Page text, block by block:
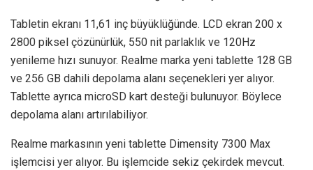
Tabletin ekranı 11,61 inç büyüklüğünde. LCD ekran 200 x
2800 piksel çözünürlük, 550 nit parlaklık ve 120Hz
yenileme hızı sunuyor. Realme marka yeni tablette 128 GB
ve 256 GB dahili depolama alanı seçenekleri yer alıyor.
Tablette ayrıca microSD kart desteği bulunuyor. Böylece
depolama alanı artırılabiliyor.
Realme markasının yeni tablette Dimensity 7300 Max
işlemcisi yer alıyor. Bu işlemcide sekiz çekirdek mevcut.